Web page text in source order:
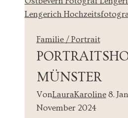
Familie / Portrait
MÜNSTER
VonLauraKaroline 8.
November 2024